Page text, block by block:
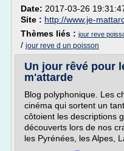
Date: 2017-03-26
Site : http://www.je-
Thèmes liés : jour reve
/ jour reve d un poisson
Un jour rêvé pour
m'attarde
Blog polyphonique. Les
cinéma qui sortent un
côtoient les descriptions
découverts lors de nos
les Pyrénées, les Alpes,